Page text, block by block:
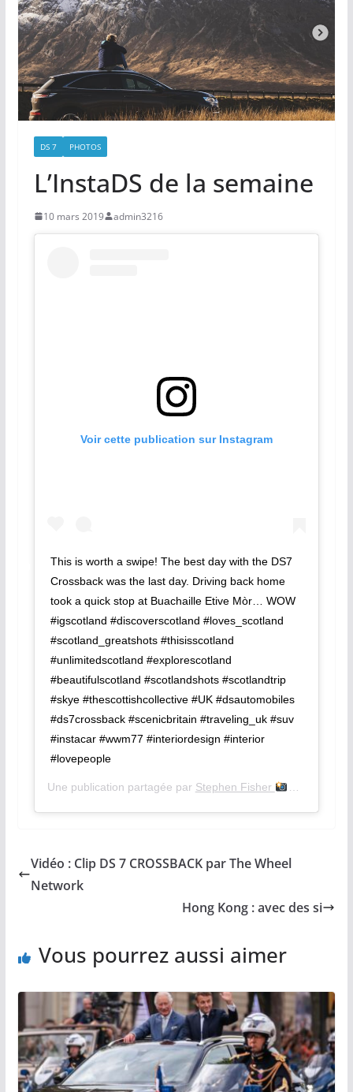
DS 7 PHOTOS
L’InstaDS de la semaine
10 mars 2019 admin3216
Voir cette publication sur Instagram
This is worth a swipe! The best day with the DS7
Crossback was the last day. Driving back home
took a quick stop at Buachaille Etive Mòr… WOW
#igscotland #discoverscotland #loves_scotland
#scotland_greatshots #thisisscotland
#unlimitedscotland #explorescotland
#beautifulscotland #scotlandshots #scotlandtrip
#skye #thescottishcollective #UK #dsautomobiles
#ds7crossback #scenicbritain #traveling_uk #suv
#instacar #wwm77 #interiordesign #interior
#lovepeople
Une publication partagée par Stephen Fisher
Vidéo : Clip DS 7 CROSSBACK par The Wheel
Network
Hong Kong : avec des si
Vous pourrez aussi aimer